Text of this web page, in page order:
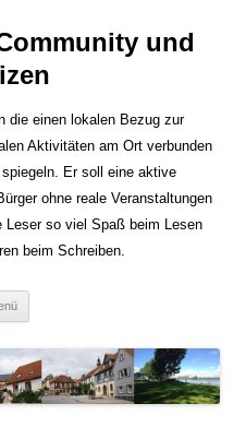
und
die einen lokalen Bezug zur
Aktivitäten am Ort verbunden
Er soll eine aktive
ohne reale Veranstaltungen
Leser so viel Spaß beim Lesen
beim Schreiben.